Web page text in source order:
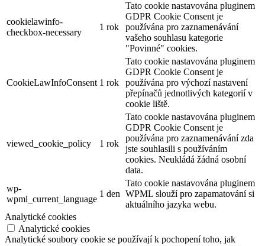
cookielawinfo-
checkbox-necessary
1 rok
Tato cookie nastavována pluginem
GDPR Cookie Consent je
používána pro zaznamenávání
vašeho souhlasu kategorie
"Povinné" cookies.
CookieLawInfoConsent 1 rok
Tato cookie nastavována pluginem
GDPR Cookie Consent je
používána pro výchozí nastavení
přepínačů jednotlivých kategorií v
cookie liště.
viewed_cookie_policy 1 rok
Tato cookie nastavována pluginem
GDPR Cookie Consent je
používána pro zaznamenávání zda
jste souhlasili s používáním
cookies. Neukládá žádná osobní
data.
wp-
wpml_current_language
1 den
Tato cookie nastavována pluginem
WPML slouží pro zapamatování si
aktuálního jazyka webu.
Analytické cookies
Analytické cookies
Analytické soubory cookie se používají k pochopení toho, jak